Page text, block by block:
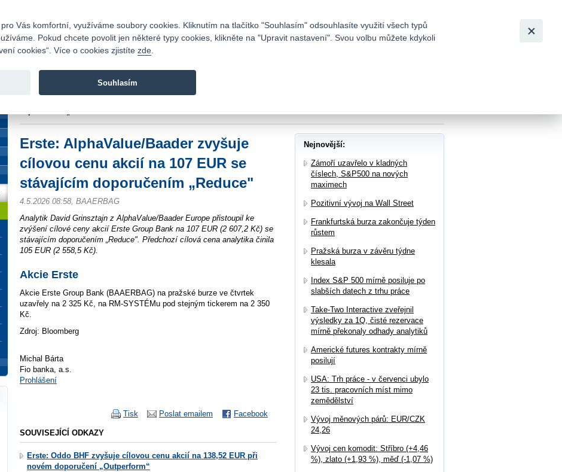
Fio banka je moderní česká banka. Poskytuje účty bez poplatků a
Erste: AlphaValue/Baader zvyšuje
cílovou cenu akcií na 107 EUR se
stávajícím doporučením „Reduce"
4.5.2026 08:58, BAAERBAG
Analytik David Grinsztajn z AlphaValue/Baader Europe přistoupil ke
zvýšení cílové ceny akcií Erste Group Bank na 107 EUR (2 607,2 Kč) se
stávajícím doporučením „Reduce". Předchozí cílová cena analytika činila
105 EUR (2 558,5 Kč).
Akcie Erste
Akcie Erste Group Bank (BAAERBAG) na pražské burze ve čtvrtek
uzavřely na 2 325 Kč, na RM-SYSTÉMu pod stejným tickerem na 2 350
Kč.
Zdroj: Bloomberg
Michal Bárta
Fio banka, a.s.
Prohlášení
Facebook
Poslat emailem
Tisk
SOUVISEJÍCÍ ODKAZY
Erste: Oddo BHF zvyšuje cílovou cenu akcií na 138,52 EUR při
novém doporučení „Outperform“
Nejnovější:
Zámoří uzavřelo v kladných
číslech, S&P500 na nových
maximech
Pozitivní vývoj na Wall Street
Frankfurtská burza zakončuje týden
růstem
Pražská burza v závěru týdne
klesala
Index S&P 500 mírně posiluje po
slabších datech z trhu práce
Take-Two Interactive zveřejnil
výsledky za 1Q, čisté rezervace
mírně překonaly odhady analytiků
Americké futures kontrakty mírně
posilují
USA: Trh práce - v červenci ubylo
23 tis. pracovních míst mimo
zemědělství
Vývoj měnových párů: EUR/CZK
24,26
Vývoj cen komodit: Stříbro (+4,46
%), zlato (+1,93 %), měď (-1,07 %)
Vás komfortní, využíváme soubory cookies. Kliknutím na tlačítko "Souhlasím" odsouhlasíte využití všech typů
Pokud chcete povolit jen některé typy cookies, klikněte na "Upravit nastavení". Svou volbu můžete kdykoli
cookies“. Více o cookies zjistíte zde
Souhlasím